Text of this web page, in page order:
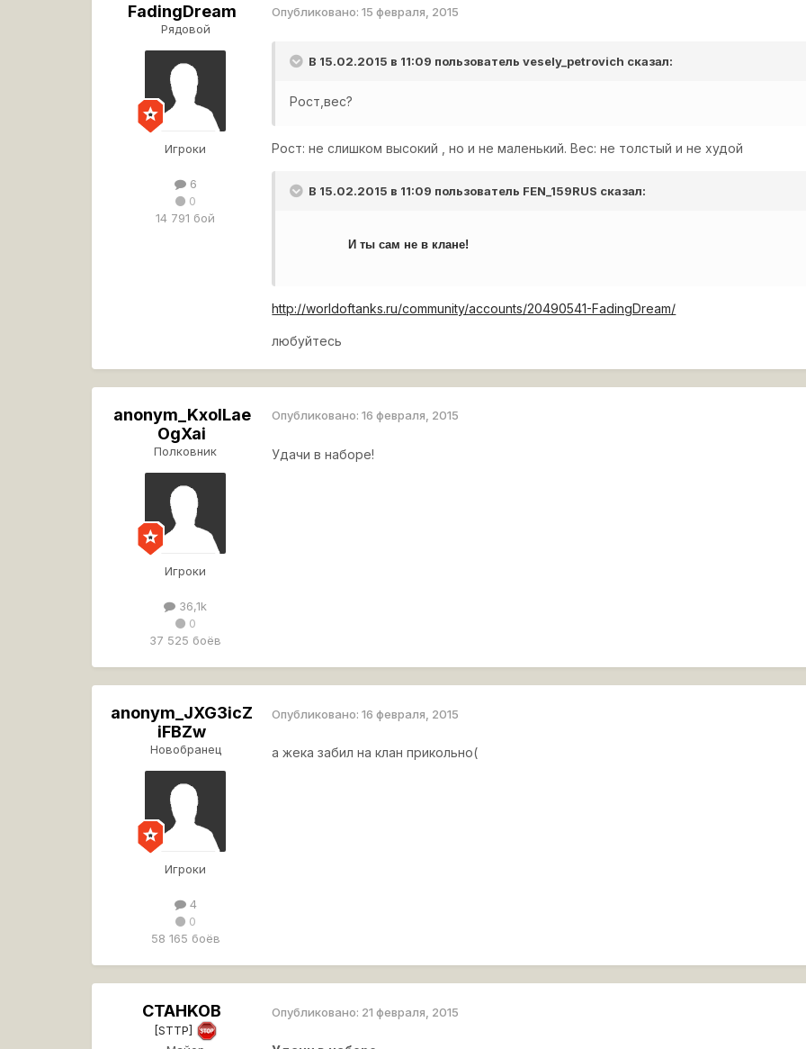
FadingDream
Рядовой
Игроки
6
0
14 791 бой
Опубликовано:15 февраля, 2015
В 15.02.2015 в 11:09 пользовательvesely_petrovich сказал:
Рост,вес?
Рост: не слишком высокий , но и не маленький. Вес: не толстый и не худой
В 15.02.2015 в 11:09 пользователь FEN_159RUS сказал:
И ты сам не в клане!
http://worldoftanks.ru/community/accounts/20490541-FadingDream/
любуйтесь
anonym_KxoILae
OgXai
Полковник
Игроки
36,1k
0
37 525 боёв
Опубликовано:16 февраля, 2015
Удачи в наборе!
anonym_JXG3icZ
iFBZw
Новобранец
Игроки
4
0
58 165 боёв
Опубликовано:16 февраля, 2015
а жека забил на клан прикольно(
CTAHKOB
[STTP]
Опубликовано: 21 февраля, 2015